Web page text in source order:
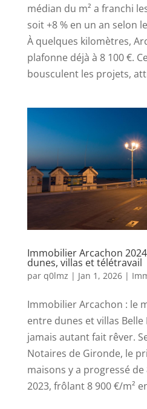
médian du m² a franchi
soit +8 % en un an selon
À quelques kilomètres,
plafonne déjà à 8 100 €.
bousculent les projets,
Immobilier Arcachon
dunes, villas et télétravail
par q0lmz | Jan 1, 2026|
Immobilier Arcachon : le
entre dunes et villas Belle
jamais autant fait rêver.
Notaires de Gironde, le
maisons y a progressé de
2023, frôlant 8 900 €/m²